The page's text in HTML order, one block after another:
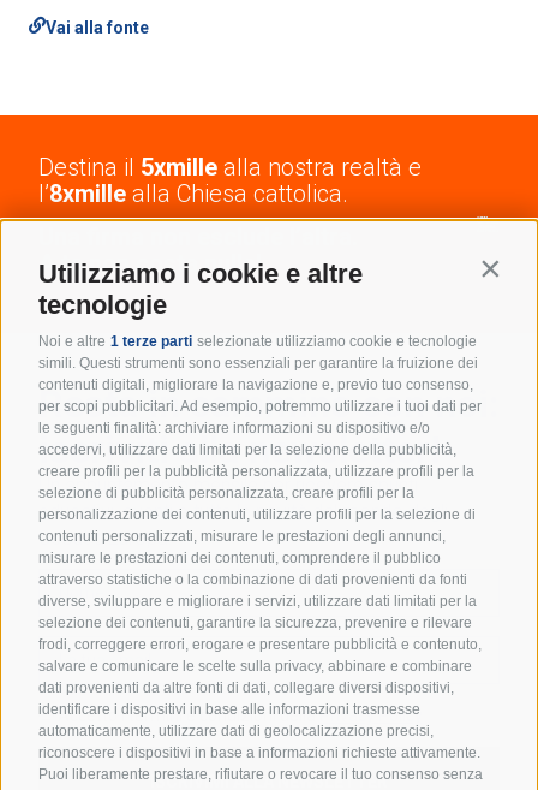
Utilizziamo i cookie e altre
tecnologie
Noi e altre 1 terze parti selezionate utilizziamo cookie e tecnologie
simili. Questi strumenti sono essenziali per garantire la fruizione dei
contenuti digitali, migliorare la navigazione e, previo tuo consenso,
per scopi pubblicitari. Ad esempio, potremmo utilizzare i tuoi dati per
le seguenti finalità: archiviare informazioni su dispositivo e/o
accedervi, utilizzare dati limitati per la selezione della pubblicità,
creare profili per la pubblicità personalizzata, utilizzare profili per la
selezione di pubblicità personalizzata, creare profili per la
personalizzazione dei contenuti, utilizzare profili per la selezione di
contenuti personalizzati, misurare le prestazioni degli annunci,
misurare le prestazioni dei contenuti, comprendere il pubblico
attraverso statistiche o la combinazione di dati provenienti da fonti
diverse, sviluppare e migliorare i servizi, utilizzare dati limitati per la
selezione dei contenuti, garantire la sicurezza, prevenire e rilevare
frodi, correggere errori, erogare e presentare pubblicità e contenuto,
salvare e comunicare le scelte sulla privacy, abbinare e combinare
dati provenienti da altre fonti di dati, collegare diversi dispositivi,
identificare i dispositivi in base alle informazioni trasmesse
automaticamente, utilizzare dati di geolocalizzazione precisi,
riconoscere i dispositivi in base a informazioni richieste attivamente.
Puoi liberamente prestare, rifiutare o revocare il tuo consenso senza
Vai alla fonte
Destina il 5xmille alla nostra realtà e
l’8xmille alla Chiesa cattolica.
A te non costa nulla!
Resta in cammino con noi:
iscriviti alla newsletter!
Un appuntamento mensile per ricevere spunti
educativi, eventi e tutte le novità dal mondo degli
Scout d’Europa.
Accetto i termini e condizioni dellaPrivacy Policy
ISCRIVIMI ALLA NEWSLETTER